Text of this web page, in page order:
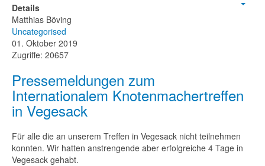
Details
Matthias Böving
Uncategorised
01. Oktober 2019
Zugriffe: 20657
Pressemeldungen zum
Internationalem Knotenmachertreffen
in Vegesack
Für alle die an unserem Treffen in Vegesack nicht teilnehmen
konnten. Wir hatten anstrengende aber erfolgreiche 4 Tage in
Vegesack gehabt.